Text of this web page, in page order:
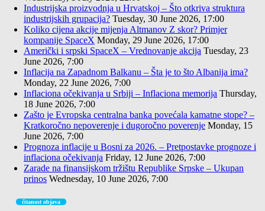
Industrijska proizvodnja u Hrvatskoj – Što otkriva struktura
industrijskih grupacija? Tuesday, 30 June 2026, 17:00
Koliko cijena akcije mijenja Altmanov Z skor? Primjer
kompanije SpaceX Monday, 29 June 2026, 17:00
Američki i srpski SpaceX – Vrednovanje akcija Tuesday, 23
June 2026, 7:00
Inflacija na Zapadnom Balkanu – Šta je to što Albanija ima?
Monday, 22 June 2026, 7:00
Inflaciona očekivanja u Srbiji – Inflaciona memorija Thursday,
18 June 2026, 7:00
Zašto je Evropska centralna banka povećala kamatne stope? –
Kratkoročno nepoverenje i dugoročno poverenje Monday, 15
June 2026, 7:00
Prognoza inflacije u Bosni za 2026. – Pretpostavke prognoze i
inflaciona očekivanja Friday, 12 June 2026, 7:00
Zarade na finansijskom tržištu Republike Srpske – Ukupan
prinos Wednesday, 10 June 2026, 7:00
čitanost objava